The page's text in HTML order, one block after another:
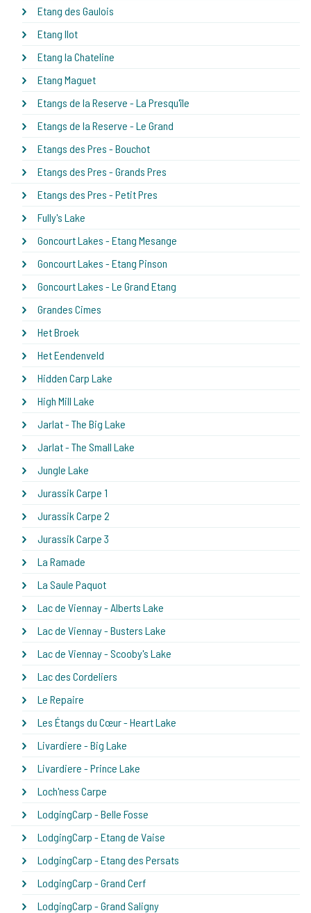
Etang des Gaulois
Etang Ilot
Etang la Chateline
Etang Maguet
Etangs de la Reserve - La Presqu'île
Etangs de la Reserve - Le Grand
Etangs des Pres - Bouchot
Etangs des Pres - Grands Pres
Etangs des Pres - Petit Pres
Fully's Lake
Goncourt Lakes - Etang Mesange
Goncourt Lakes - Etang Pinson
Goncourt Lakes - Le Grand Etang
Grandes Cimes
Het Broek
Het Eendenveld
Hidden Carp Lake
High Mill Lake
Jarlat - The Big Lake
Jarlat - The Small Lake
Jungle Lake
Jurassik Carpe 1
Jurassik Carpe 2
Jurassik Carpe 3
La Ramade
La Saule Paquot
Lac de Viennay - Alberts Lake
Lac de Viennay - Busters Lake
Lac de Viennay - Scooby's Lake
Lac des Cordeliers
Le Repaire
Les Étangs du Cœur - Heart Lake
Livardiere - Big Lake
Livardiere - Prince Lake
Loch'ness Carpe
LodgingCarp - Belle Fosse
LodgingCarp - Etang de Vaise
LodgingCarp - Etang des Persats
LodgingCarp - Grand Cerf
LodgingCarp - Grand Saligny